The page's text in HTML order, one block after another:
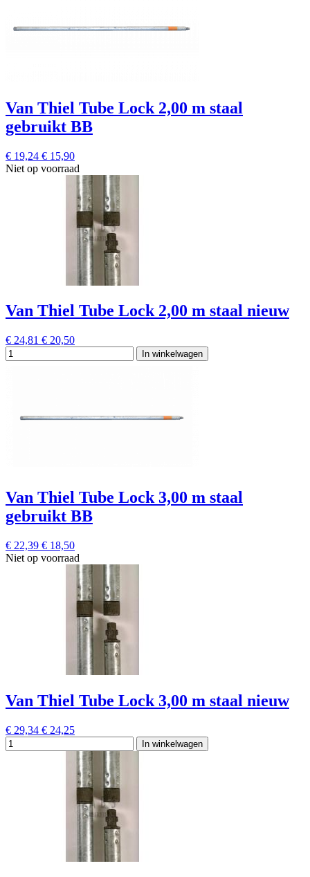
Van Thiel Tube Lock 2,00 m staal
gebruikt BB
€ 19,24 € 15,90
Niet op voorraad
Van Thiel Tube Lock 2,00 m staal nieuw
€ 24,81 € 20,50
In winkelwagen
Van Thiel Tube Lock 3,00 m staal
gebruikt BB
€ 22,39 € 18,50
Niet op voorraad
Van Thiel Tube Lock 3,00 m staal nieuw
€ 29,34 € 24,25
In winkelwagen